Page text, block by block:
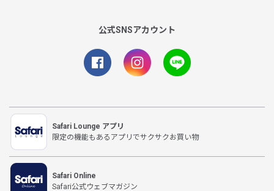
公式SNSアカウント
Safari Lounge アプリ
限定の機能もあるアプリでサクサクお買い物
Safari Online
Safari公式ウェブマガジン